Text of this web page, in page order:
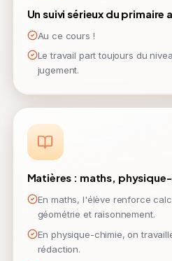
Un suivi sérieux du primaire
Au ce cours !
Le travail part toujours du
jugement.
Matières : maths,
En maths, l'élève renforce
géométrie et raisonnement.
En physique-chimie, on
rédaction.